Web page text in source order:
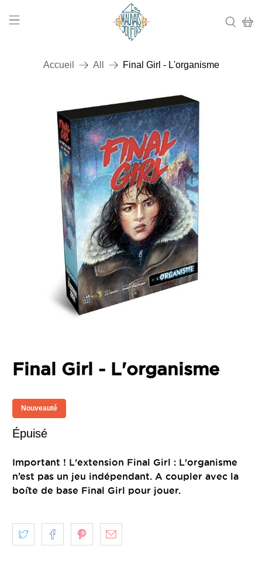
Accueil All Final Girl - L'organisme
Final Girl - L'organisme
Nouveauté
Épuisé
Important ! L'extension Final Girl : L'organisme
n’est pas un jeu indépendant. A coupler avec la
boîte de base Final Girl pour jouer.